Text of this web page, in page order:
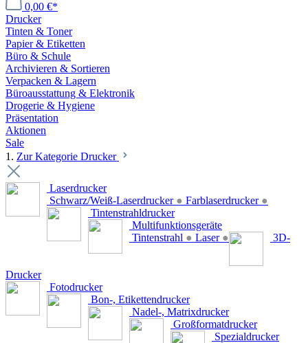
0,00 €*
Drucker
Tinten & Toner
Papier & Etiketten
Büro & Schule
Archivieren & Sortieren
Verpacken & Lagern
Büroausstattung & Elektronik
Drogerie & Hygiene
Präsentation
Aktionen
Sale
1. Zur Kategorie Drucker
Laserdrucker
Schwarz/Weiß-Laserdrucker ● Farblaserdrucker ●
Tintenstrahldrucker
Multifunktionsgeräte
Tintenstrahl ● Laser ● 3D-
Drucker
Fotodrucker
Bon-, Etikettendrucker
Nadel-, Matrixdrucker
Großformatdrucker
Spezialdrucker